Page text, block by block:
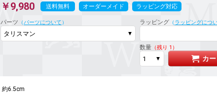
￥9,980
送料無料 オーダーメイド ラッピング対応
パーツ （パーツについて ） ラッピング（ ラッピングにつ
数量（残り 1）
カ
約6.5cm